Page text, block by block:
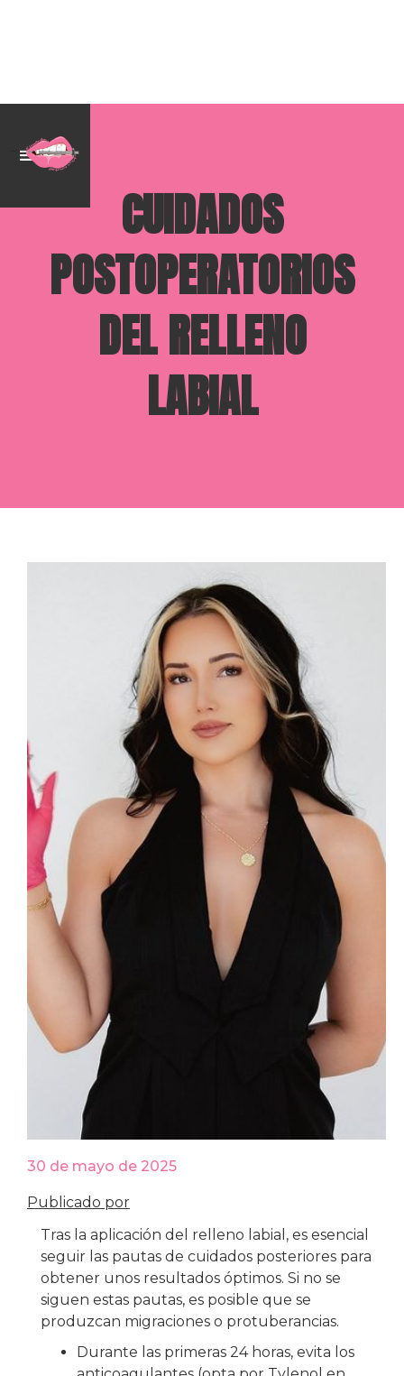
CUIDADOS
POSTOPERATORIOS
DEL RELLENO
LABIAL
30 de mayo de 2025
Publicado por
Tras la aplicación del relleno labial, es esencial
seguir las pautas de cuidados posteriores para
obtener unos resultados óptimos. Si no se
siguen estas pautas, es posible que se
produzcan migraciones o protuberancias.
Durante las primeras 24 horas, evita los